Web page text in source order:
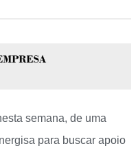
semana, de uma
para buscar apoio